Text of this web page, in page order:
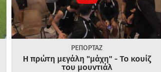
ΡΕΠΟΡΤΑΖ
Η πρώτη μεγάλη "μάχη" - Το κουίζ
του μουντιάλ